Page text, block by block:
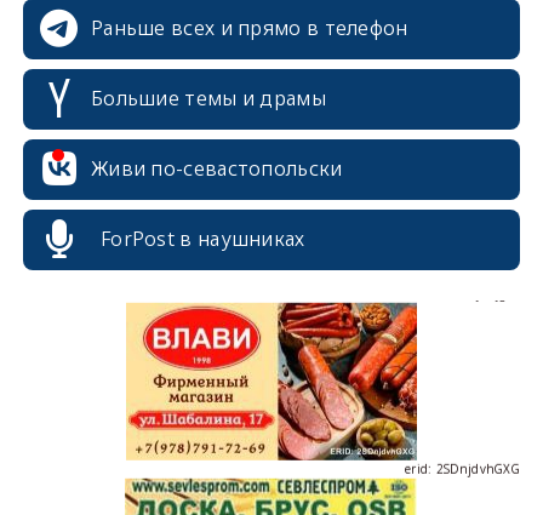
Раньше всех и прямо в телефон
Большие темы и драмы
Живи по-севастопольски
ForPost в наушниках
erid: 2SDnjdvhGXG